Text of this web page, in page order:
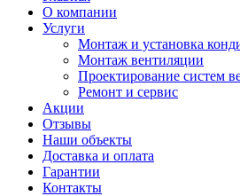
О компании
Услуги
Монтаж и установка
Монтаж вентиляции
Проектирование систем
Ремонт и сервис
Акции
Отзывы
Наши объекты
Доставка и оплата
Гарантии
Контакты